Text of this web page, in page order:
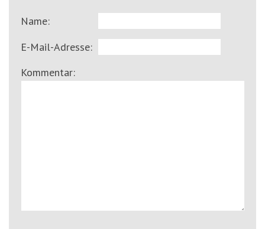
Name:
E-Mail-Adresse:
Kommentar: